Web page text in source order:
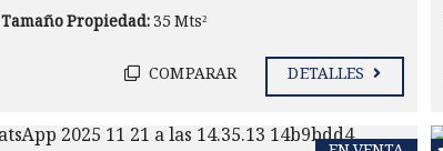
Tamaño Propiedad:35 Mts²
COMPARAR DETALLES